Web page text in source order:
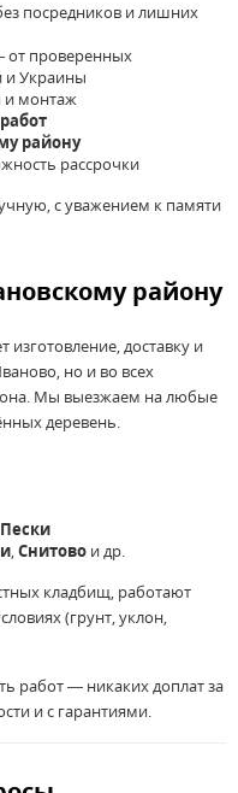
посредников и лишних
от проверенных
и Украины
и монтаж
району
рассрочки
с уважением к памяти
району
изготовление, доставку и
но и во всех
Мы выезжаем на любые
деревень.
Пески
,Снитово и др.
кладбищ, работают
(грунт, уклон,
работ — никаких доплат за
и с гарантиями.